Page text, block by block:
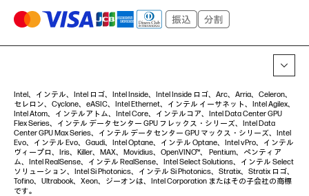
Intel、インテル、Intel ロゴ、Intel Inside、Intel Inside ロゴ、Arc、Arria、Celeron、
セレロン、Cyclone、eASIC、Intel Ethernet、インテル イーサネット、Intel Agilex、
Intel Atom、インテルアトム、Intel Core、インテルコア、Intel Data Center GPU
Flex Series、インテル データセンター GPU フレックス・シリーズ、Intel Data
Center GPU Max Series、インテル データセンター GPU マックス・シリーズ、Intel
Evo、インテル Evo、Gaudi、Intel Optane、インテル Optane、Intel vPro、インテル
ヴィープロ、Iris、Killer、MAX、Movidius、OpenVINO™、 Pentium、ペンティア
ム、Intel RealSense、インテル RealSense、Intel Select Solutions、インテル Select
ソリューション、Intel Si Photonics、インテル Si Photonics、Stratix、Stratix ロゴ、
Tofino、Ultrabook、Xeon、ジーオンは、Intel Corporation またはその子会社の商標
です。